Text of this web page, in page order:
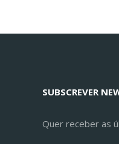
SUBSCREVER
Quer receber as